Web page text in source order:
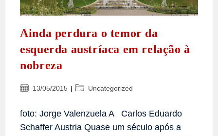
Ainda perdura o temor da
esquerda austríaca em relação à
nobreza
Post13/05/2015
Categoria
Uncategorized
foto: Jorge Valenzuela A Carlos Eduardo
Schaffer Austria Quase um século após a